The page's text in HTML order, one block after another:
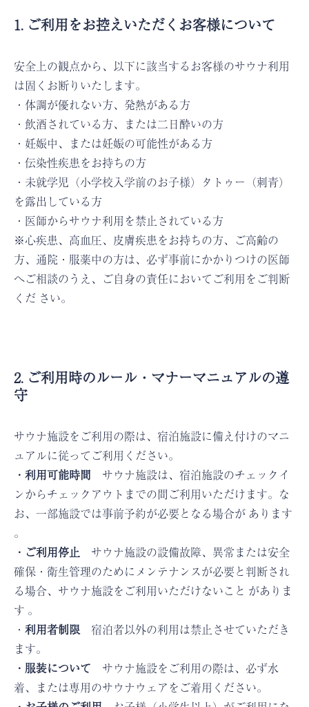
1. ご利用をお控えいただくお客様について
安全上の観点から、以下に該当するお客様のサウナ利用
は固くお断りいたします。
・体調が優れない方、発熱がある方
・飲酒されている方、または二日酔いの方
・妊娠中、または妊娠の可能性がある方
・伝染性疾患をお持ちの方
・未就学児（小学校入学前のお子様）タトゥー（刺青）
を露出している方
・医師からサウナ利用を禁止されている方
※心疾患、高血圧、皮膚疾患をお持ちの方、ご高齢の
方、通院・服薬中の方は、必ず事前にかかりつけの医師
へご相談のうえ、ご自身の責任においてご利用をご判断
くだ さい。
2. ご利用時のルール・マナーマニュアルの遵
守
サウナ施設をご利用の際は、宿泊施設に備え付けのマニ
ュアルに従ってご利用ください。
・利用可能時間 サウナ施設は、宿泊施設のチェックイ
ンからチェックアウトまでの間ご利用いただけます。な
お、一部施設では事前予約が必要となる場合が あります
。
・ご利用停止 サウナ施設の設備故障、異常または安全
確保・衛生管理のためにメンテナンスが必要と判断され
る場合、サウナ施設をご利用いただけないこと がありま
す 。
・ 利用者制限宿泊者以外の利用は禁止させていただき
ます。
・服装について サウナ施設をご利用の際は、必ず水
着、または専用のサウナウェアをご着用ください。